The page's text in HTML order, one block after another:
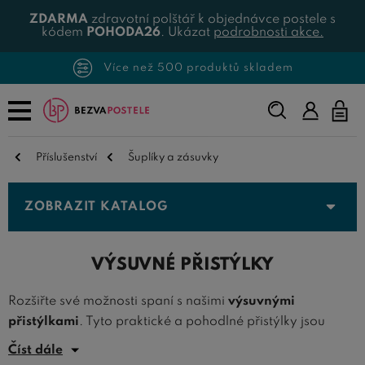
ZDARMA zdravotní polštář k objednávce postele s
kódem POHODA26. Ukázat podrobnosti akce.
Více než 500 produktů skladem
Napište,
co
Příslušenství Šuplíky a zásuvky
ZOBRAZIT KATALOG
VÝSUVNÉ PŘISTÝLKY
Rozšiřte své možnosti spaní s našimi výsuvnými
přistýlkami. Tyto praktické a pohodlné přistýlky jsou
ideálním řešením pro návštěvy, rodinné oslavy nebo
Číst dále